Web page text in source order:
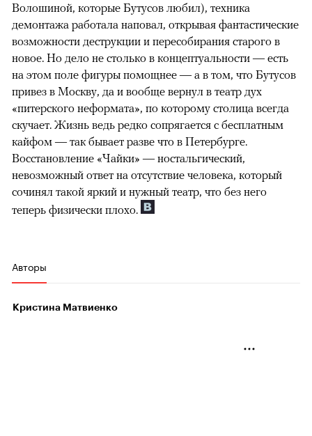
Волошиной, которые Бутусов любил), техника
демонтажа работала наповал, открывая фантастические
возможности деструкции и пересобирания старого в
новое. Но дело не столько в концептуальности — есть
на этом поле фигуры помощнее — а в том, что Бутусов
привез в Москву, да и вообще вернул в театр дух
«питерского неформата», по которому столица всегда
скучает. Жизнь ведь редко сопрягается с бесплатным
кайфом — так бывает разве что в Петербурге.
Восстановление «Чайки» — ностальгический,
невозможный ответ на отсутствие человека, который
сочинял такой яркий и нужный театр, что без него
теперь физически плохо.
Авторы
Кристина Матвиенко